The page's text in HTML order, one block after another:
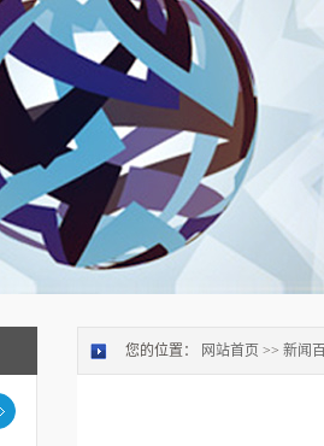
您的位置： 网站首页 >> 新闻